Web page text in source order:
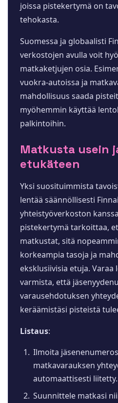
joissa pistekertymä on
tehokasta.
Suomessa ja globaalisti
verkostojen avulla voit
matkaketjujen osia.
vuokra-autoissa ja
mahdollisuus saada
myöhemmin käyttää
palkintoihin.
Matkusta usein
etukäteen
Yksi suosituimmista
lentää säännöllisesti
yhteistyöverkoston
pistekertymä tarkoittaa,
matkustat, sitä
korkeampia tasoja ja
eksklusiivisia etuja. Varaa
varmista, että
varausehdotuksen
keräämistäsi pisteistä
Listaus:
Ilmoita
matkavarauksen
automaattisesti liitetty.
Suunnittele matkasi